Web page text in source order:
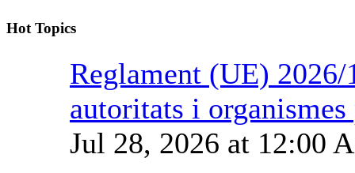
Hot Topics
Reglament (UE)
autoritats i
Jul 28, 2026 at 12:00